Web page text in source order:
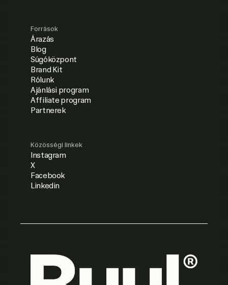
Források
Árazás
Blog
Súgóközpont
Brand Kit
Rólunk
Ajánlási program
Affiliate program
Partnerek
Közösségi linkek
Instagram
X
Facebook
Linkedin